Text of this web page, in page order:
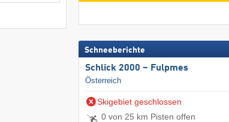
Schneeberichte
Schlick 2000 – Fulpmes
Österreich
Skigebiet geschlossen
0 von 25 km Pisten offen